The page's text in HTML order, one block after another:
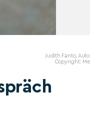
Judith Fanto,
Copyright: